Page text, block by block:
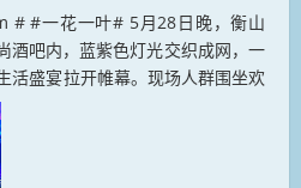
# #一花一叶# 5月28日晚，衡山
酒吧内，蓝紫色灯光交织成网，一
活盛宴拉开帷幕。现场人群围坐欢
“一花一叶”复古绿瓶啤酒，成为